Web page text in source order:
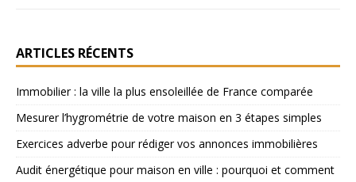
ARTICLES RÉCENTS
Immobilier : la ville la plus ensoleillée de France comparée
Mesurer l’hygrométrie de votre maison en 3 étapes simples
Exercices adverbe pour rédiger vos annonces immobilières
Audit énergétique pour maison en ville : pourquoi et comment